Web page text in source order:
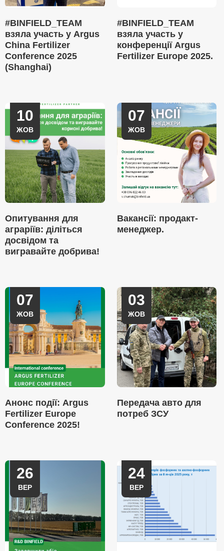
#BINFIELD_TEAM
взяла участь у Argus
China Fertilizer
Conference 2025
(Shanghai)
#BINFIELD_TEAM
взяла участь у
конференції Argus
Fertilizer Europe 2025.
10
ЖОВ
Опитування для
аграріїв: діліться
досвідом та
вигравайте добрива!
07
ЖОВ
Вакансії: продакт-
менеджер.
07
ЖОВ
Анонс події: Argus
Fertilizer Europe
Conference 2025!
03
ЖОВ
Передача авто для
потреб ЗСУ
26
ВЕР
24
ВЕР